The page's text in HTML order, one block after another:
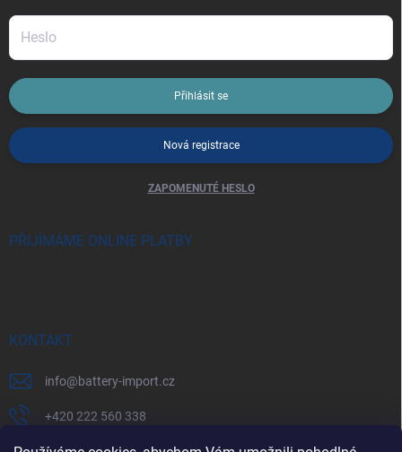
Přihlásit se
Nová registrace
ZAPOMENUTÉ HESLO
PŘIJÍMÁME ONLINE PLATBY
KONTAKT
info@battery-import.cz
+420 222 560 338